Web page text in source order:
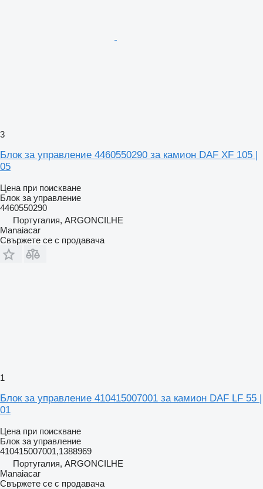
3
Блок за управление 4460550290 за камион DAF XF 105 |
05
Цена при поискване
Блок за управление
4460550290
Португалия, ARGONCILHE
Manaiacar
Свържете се с продавача
1
Блок за управление 410415007001 за камион DAF LF 55 |
01
Цена при поискване
Блок за управление
410415007001,1388969
Португалия, ARGONCILHE
Manaiacar
Свържете се с продавача